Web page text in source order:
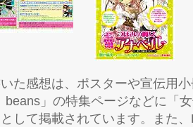
た感想は、ポスターや宣伝用
」の特集ページなどに「
して掲載されています。また